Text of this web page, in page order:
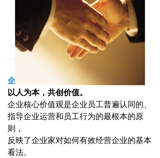
企业核心价值观
以人为本，共创价值。
企业核心价值观是企业员工普遍认同的、
指导企业运营和员工行为的最根本的原
则，
反映了企业家对如何有效经营企业的基本
看法。